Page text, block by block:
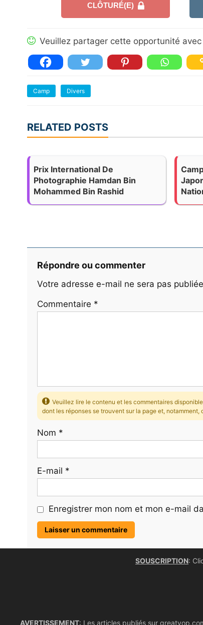
CLÔTURÉ(E)
Veuillez partager cette opportunité
Camp Divers
RELATED POSTS
Prix International De
Photographie Hamdan Bin
Mohammed Bin Rashid
Répondre ou commenter
Votre adresse e-mail ne sera pas
Commentaire *
Veuillez lire le contenu et les commentaires
dont les réponses se trouvent sur la page et, notamment,
Nom *
E-mail *
Enregistrer mon nom et mon e-mail
SOUSCRIPTION:
AVERTISSEMENT: Les articles publiés sur